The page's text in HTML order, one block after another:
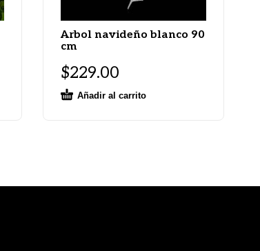
Arbol navideño blanco 90
cm
$229.00
Añadir al carrito